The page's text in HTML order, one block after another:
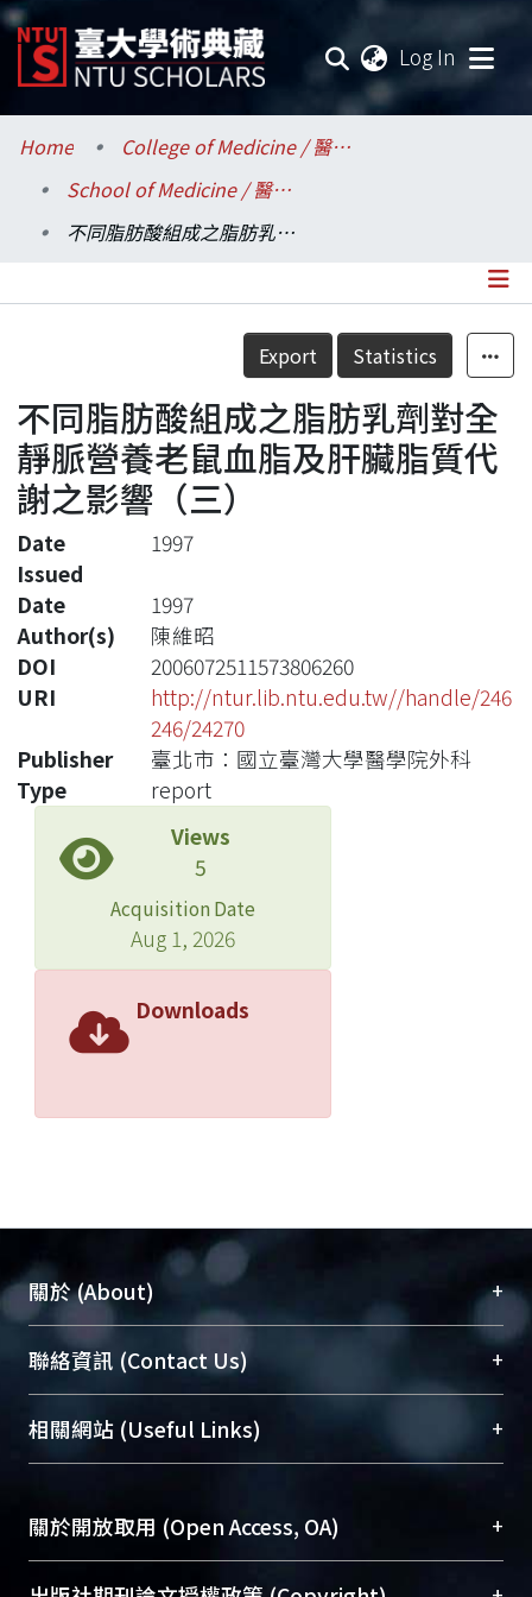
Log In
Communities & Collections
Research Outputs
Statistics
Home
College of Medicine / 醫學院
School of Medicine / 醫學系
不同脂肪酸組成之脂肪乳劑對全靜脈營養老鼠血脂及肝臟脂質代謝之影響（三）
Details
Export Statistics
不同脂肪酸組成之脂肪乳劑對全
靜脈營養老鼠血脂及肝臟脂質代
謝之影響（三）
Date
Issued
1997
Date
1997
Author(s)
陳維昭
DOI
2006072511573806260
URI
http://ntur.lib.ntu.edu.tw//handle/246
246/24270
Publisher
臺北市：國立臺灣大學醫學院外科
Type
report
Views
5
Acquisition Date
Aug 1, 2026
Downloads
關於 (About) +
臺大位居世界頂尖大學之列，為永久珍藏及向國際
展現本校豐碩的研究成果及學術能量，圖書館整合
機構典藏（NTUR）與學術庫（AH）不同功能平
台，成為臺大學術典藏NTU scholars。期能整合研
成果。
To permanently archive and promote researcher
聯絡資訊 (Contact Us) +
總館學科館員(Main Library)
醫學圖書館學科館員(Medical Library)
Sciences Library)
相關網站 (Useful Links) +
關於開放取用 (Open Access, OA) +